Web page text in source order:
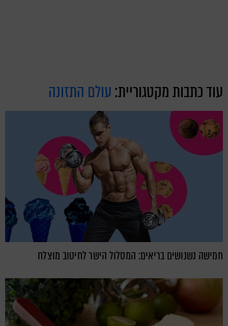
עוד כתבות מקטגוריית:עולם התזונה
חמישה נשנושים בריאים: המסלול הישר לחיטוב מוצלח